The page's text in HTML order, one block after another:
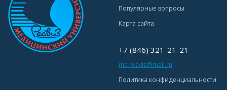
Популярные вопросы
Карта сайта
+7 (846) 321-21-21
mc-reaviz@mail.ru
Политика конфиденциальности